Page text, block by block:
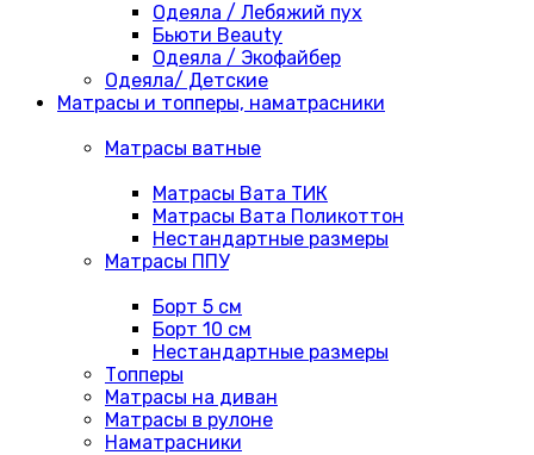
Одеяла / Лебяжий пух
Бьюти Beauty
Одеяла / Экофайбер
Одеяла/ Детские
Матрасы и топперы, наматрасники
Матрасы ватные
Матрасы Вата ТИК
Матрасы Вата Поликоттон
Нестандартные размеры
Матрасы ППУ
Борт 5 см
Борт 10 см
Нестандартные размеры
Топперы
Матрасы на диван
Матрасы в рулоне
Наматрасники